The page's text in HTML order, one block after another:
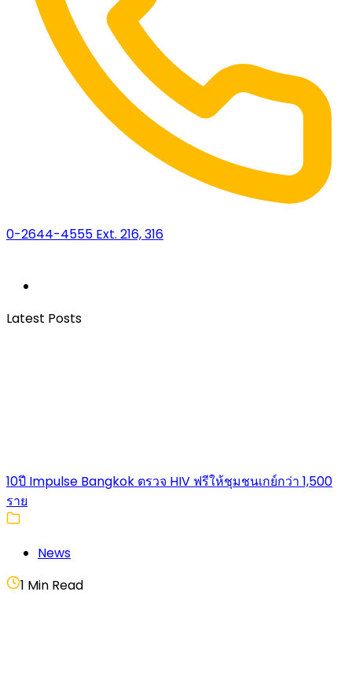
0-2644-4555 Ext. 216, 316
Latest Posts
10ปี Impulse Bangkok ตรวจ HIV ฟรีให้ชุมชนเกย์กว่า 1,500
ราย
News
1 Min Read